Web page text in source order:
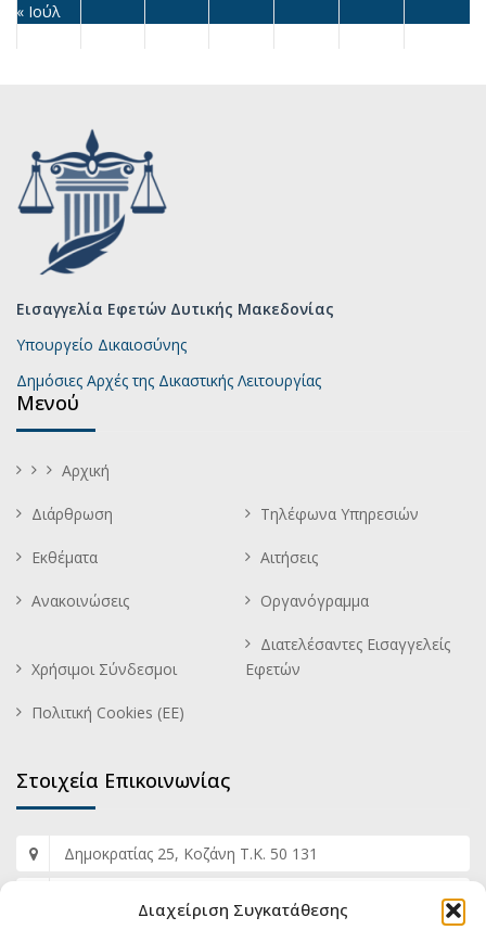
Διαχείριση Συγκατάθεσης
« Ιούλ
Εισαγγελία Εφετών Δυτικής Μακεδονίας
Υπουργείο Δικαιοσύνης
Δημόσιες Αρχές της Δικαστικής Λειτουργίας
Μενού
Αρχική
Διάρθρωση Τηλέφωνα Υπηρεσιών
Εκθέματα Αιτήσεις
Ανακοινώσεις Οργανόγραμμα
Χρήσιμοι Σύνδεσμοι
Διατελέσαντες Εισαγγελείς
Εφετών
Πολιτική Cookies (ΕΕ)
Στοιχεία Επικοινωνίας
Δημοκρατίας 25, Κοζάνη Τ.Κ. 50 131